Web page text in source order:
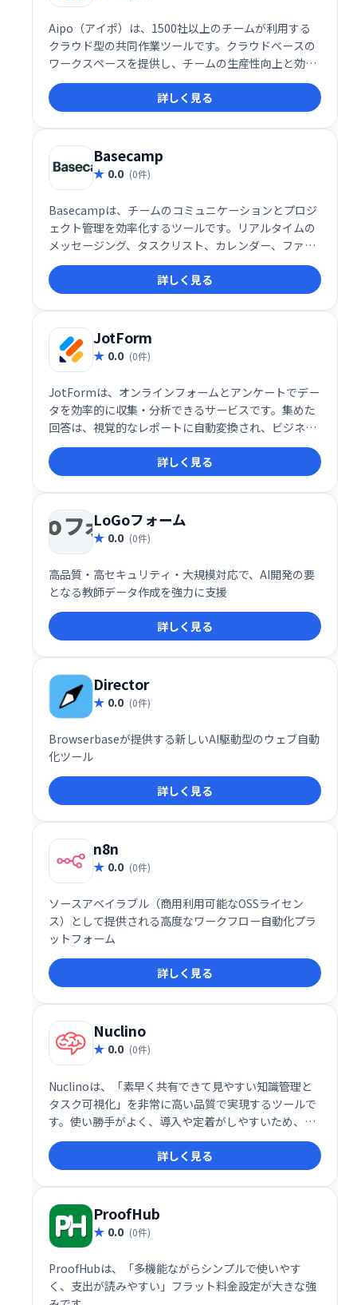
Aipo（アイポ）は、1500社以上のチームが利用する
クラウド型の共同作業ツールです。クラウドベースの
ワークスペースを提供し、チームの生産性向上と効率
的な共同作業を実現します。
詳しく見る
Basecamp
0.0 (0件)
Basecampは、チームのコミュニケーションとプロジ
ェクト管理を効率化するツールです。リアルタイムの
メッセージング、タスクリスト、カレンダー、ファイ
ル共有機能により、チームメンバーは常に状況を把握
し、スムーズに連携できます。優先順位付けや期限管
理も容易になり、生産性の向上に貢献します。
詳しく見る
JotForm
0.0 (0件)
JotFormは、オンラインフォームとアンケートでデー
タを効率的に収集・分析できるサービスです。集めた
回答は、視覚的なレポートに自動変換され、ビジネス
の新たな気づきを得ることができます。クライアント
や同僚との共有もスムーズに行えます。
詳しく見る
LoGoフォーム
0.0 (0件)
高品質・高セキュリティ・大規模対応で、AI開発の要
となる教師データ作成を強力に支援
詳しく見る
Director
0.0 (0件)
Browserbaseが提供する新しいAI駆動型のウェブ自動
化ツール
詳しく見る
n8n
0.0 (0件)
ソースアベイラブル（商用利用可能なOSSライセン
ス）として提供される高度なワークフロー自動化プラ
ットフォーム
詳しく見る
Nuclino
0.0 (0件)
Nuclinoは、「素早く共有できて見やすい知識管理と
タスク可視化」を非常に高い品質で実現するツールで
す。使い勝手がよく、導入や定着がしやすいため、コ
ミュニケーションコストや情報散逸に悩む企業にとっ
て、魅力的なソリューションです。ENT向け機能とAI
支援を備えた有償プランも整っており、成長に応じた
スケーラブルな運用が可能です
詳しく見る
ProofHub
0.0 (0件)
ProofHubは、「多機能ながらシンプルで使いやす
く、支出が読みやすい」フラット料金設定が大きな強